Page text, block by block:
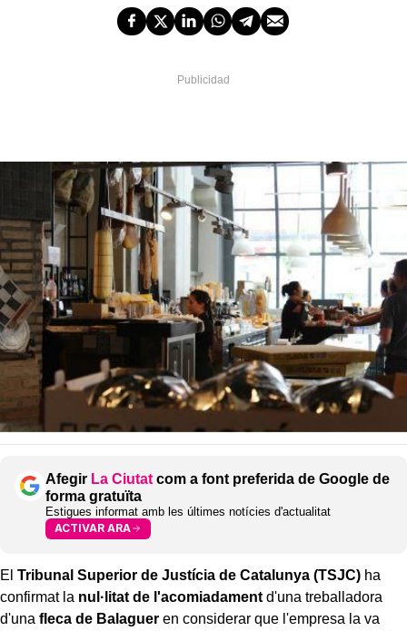
Afegir La Ciutat com a font preferida de Google de
forma gratuïta
Estigues informat amb les últimes notícies d'actualitat
ACTIVAR ARA
El Tribunal Superior de Justícia de Catalunya (TSJC) ha
confirmat la nul·litat de l'acomiadament d'una treballadora
d'una fleca de Balaguer en considerar que l'empresa la va